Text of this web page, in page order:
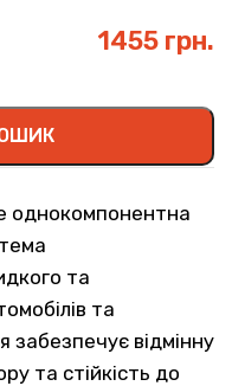
1455 грн.
однокомпонентна
та
та
забезпечує відмінну
та стійкість до